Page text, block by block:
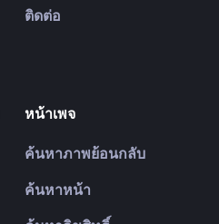
ติดต่อ
หน้าเพจ
ค้นหาภาพย้อนกลับ
ค้นหาหน้า